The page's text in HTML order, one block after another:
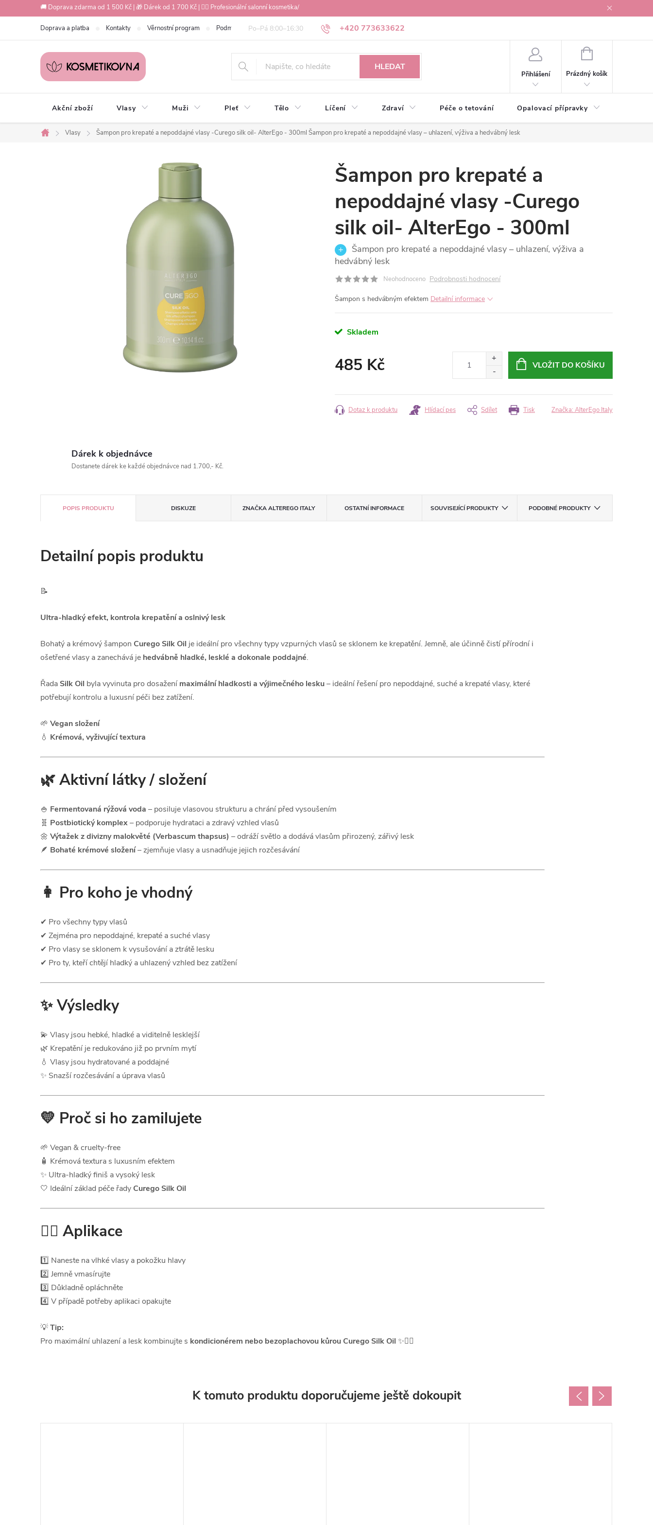
na
🚚 Doprava zdarma od 1 500 Kč | 🎁 Dárek od 1 700 Kč | 💇‍♀️ Profesionální salonní kosmetika/
+420 773633622
Doprava a platba Kontakty Věrnostní program Podmínky ochrany osobních údajů Obchodní podmínky Osobní odběr v Ostravě
HLEDAT
Přihlášení
NÁKUPNÍ
Prázdný košík
Akční zboží Vlasy Muži Pleť Tělo Líčení Zdraví Péče o tetování Opalovací přípravky
Domů
Vlasy Šampon pro krepaté a nepoddajné vlasy -Curego silk oil- AlterEgo - 300ml Šampon pro krepaté a nepoddajné vlasy – uhlazení, výživa a hedvábný lesk
Šampon pro krepaté a
nepoddajné vlasy -Curego
silk oil- AlterEgo - 300ml
Šampon pro krepaté a nepoddajné vlasy – uhlazení, výživa a
hedvábný lesk
Neohodnoceno Podrobnosti hodnocení
Šampon s hedvábným efektem Detailní informace
Skladem
485 Kč VLOŽIT DO KOŠÍKU
Tisk
Dotaz k produktu Hlídací pes Sdílet Značka: AlterEgo Italy
Dárek k objednávce
Dostanete dárek ke každé objednávce nad 1.700,- Kč.
POPIS PRODUKTU DISKUZE ZNAČKAALTEREGO ITALY OSTATNÍ INFORMACE SOUVISEJÍCÍ PRODUKTY PODOBNÉ PRODUKTY
Detailní popis produktu
📝
Ultra-hladký efekt, kontrola krepatění a oslnivý lesk
Bohatý a krémový šampon Curego Silk Oil je ideální pro všechny typy vzpurných vlasů se sklonem ke krepatění. Jemně, ale účinně čistí přírodní i
ošetřené vlasy a zanechává je hedvábně hladké, lesklé a dokonale poddajné.
Řada Silk Oil byla vyvinuta pro dosaženímaximální hladkosti a výjimečného lesku– ideální řešení pro nepoddajné, suché a krepaté vlasy, které
potřebují kontrolu a luxusní péči bez zatížení.
🌱 Vegan složení
💧 Krémová, vyživující textura
🌿 Aktivní látky / složení
🍚 Fermentovaná rýžová voda – posiluje vlasovou strukturu a chrání před vysoušením
🧬 Postbiotický komplex– podporuje hydrataci a zdravý vzhled vlasů
🌼 Výtažek z divizny malokvěté (Verbascum thapsus) – odráží světlo a dodává vlasům přirozený, zářivý lesk
🪶 Bohaté krémové složení– zjemňuje vlasy a usnadňuje jejich rozčesávání
👩 Pro koho je vhodný
✔ Pro všechny typy vlasů
✔ Zejména pro nepoddajné, krepaté a suché vlasy
✔ Pro vlasy se sklonem k vysušování a ztrátě lesku
✔ Pro ty, kteří chtějí hladký a uhlazený vzhled bez zatížení
✨ Výsledky
💫 Vlasy jsou hebké, hladké a viditelně lesklejší
🌿 Krepatění je redukováno již po prvním mytí
💧 Vlasy jsou hydratované a poddajné
✨ Snazší rozčesávání a úprava vlasů
💛 Proč si ho zamilujete
🌱 Vegan & cruelty-free
🧴 Krémová textura s luxusním efektem
✨ Ultra-hladký finiš a vysoký lesk
🤍 Ideální základ péče řady Curego Silk Oil
💆‍♀️ Aplikace
1️⃣ Naneste na vlhké vlasy a pokožku hlavy
2️⃣ Jemně vmasírujte
3️⃣ Důkladně opláchněte
4️⃣ V případě potřeby aplikaci opakujte
💡Tip:
Pro maximální uhlazení a lesk kombinujte s kondicionérem nebo bezoplachovou kůrou Curego Silk Oil ✨💇‍♀️
K tomuto produktu doporučujeme ještě dokoupit